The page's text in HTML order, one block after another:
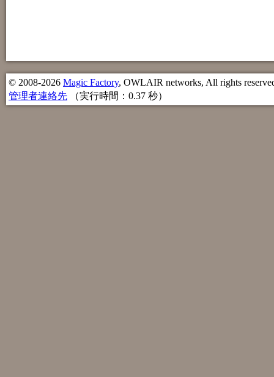
© 2008-2026 Magic Factory, OWLAIR networks, All rights
管理者連絡先 （実行時間：0.37 秒）